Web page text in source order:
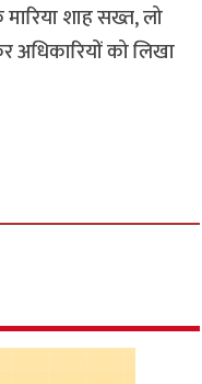
शाह सख्त, लो
अधिकारियों को लिखा